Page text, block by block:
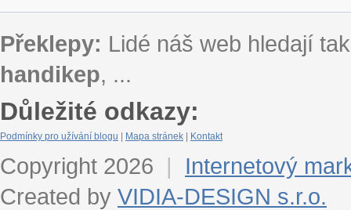
Překlepy: Lidé náš web hledají
handikep, ...
Důležité odkazy:
Podmínky pro užívání blogu Mapa stránek Kontakt
Copyright 2026 |
Internetový
Created by VIDIA-DESIGN s.r.o.